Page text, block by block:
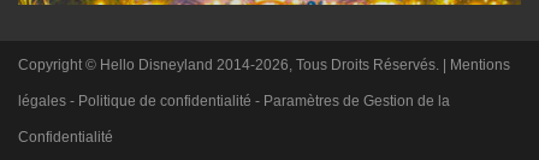
Copyright © Hello Disneyland 2014-2026, Tous Droits Réservés. | Mentions
légales - Politique de confidentialité - Paramètres de Gestion de la
Confidentialité